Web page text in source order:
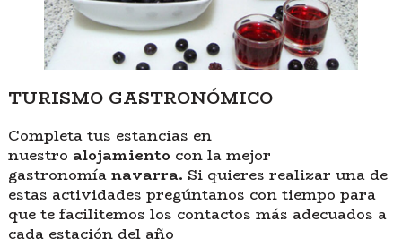
TURISMO GASTRONÓMICO
Completa tus estancias en
nuestro alojamiento con la mejor
gastronomíanavarra. Si quieres realizar una de
estas actividades pregúntanos con tiempo para
que te facilitemos los contactos más adecuados a
cada estación del año